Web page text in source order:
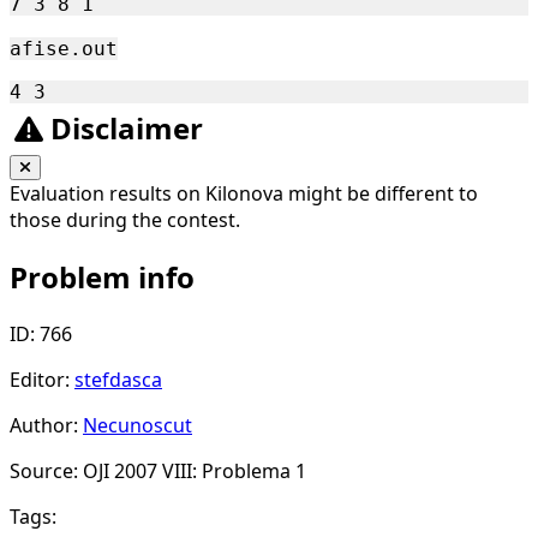
afise.out
Disclaimer
Evaluation results on Kilonova might be different to
those during the contest.
Problem info
ID: 766
Editor: stefdasca
Author: Necunoscut
Source: OJI 2007 VIII: Problema 1
Tags: